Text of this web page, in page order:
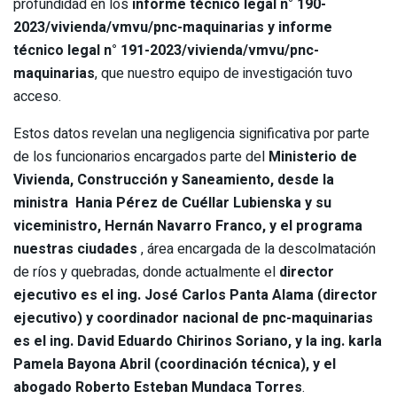
2023/vivienda/vmvu/pnc-maquinarias y informe
técnico legal n° 191-2023/vivienda/vmvu/pnc-
maquinarias, que nuestro equipo de investigación tuvo
acceso.
Estos datos revelan una negligencia significativa por parte
de los funcionarios encargados parte del Ministerio de
Vivienda, Construcción y Saneamiento, desde la
ministra Hania Pérez de Cuéllar Lubienska y su
viceministro, Hernán Navarro Franco, y el programa
nuestras ciudades , área encargada de la descolmatación
de ríos y quebradas, donde actualmente el director
ejecutivo es el ing. José Carlos Panta Alama (director
ejecutivo) y coordinador nacional de pnc-maquinarias
es el ing. David Eduardo Chirinos Soriano, y la ing. karla
Pamela Bayona Abril (coordinación técnica), y el
abogado Roberto Esteban Mundaca Torres.